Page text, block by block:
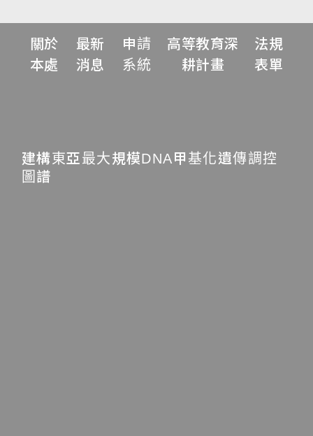
關於
本處
最新
消息
申請
系統
高等教育深
耕計畫
法規
表單
建構東亞最大規模DNA甲基化遺傳調控
圖譜